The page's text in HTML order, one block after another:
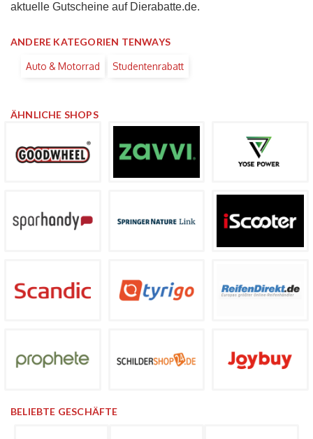
aktuelle Gutscheine auf Dierabatte.de.
ANDERE KATEGORIEN TENWAYS
Auto & Motorrad Studentenrabatt
ÄHNLICHE SHOPS
BELIEBTE GESCHÄFTE